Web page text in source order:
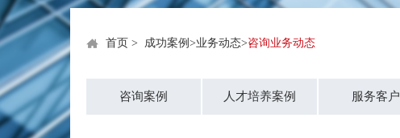
首页 > 成功案例 >业务动态>咨询业务动态
咨询案例 人才培养案例 服务客户